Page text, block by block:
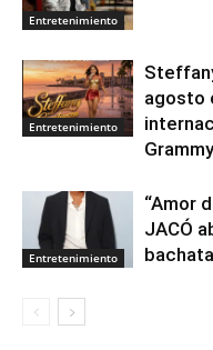
Entretenimiento
Entretenimiento
agosto
Grammy
Entretenimiento
“Amor
JACÓ
bachata